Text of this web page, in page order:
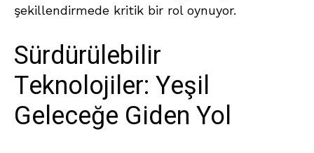
şekillendirmede kritik bir rol oynuyor.
Sürdürülebilir
Teknolojiler: Yeşil
Geleceğe Giden Yol